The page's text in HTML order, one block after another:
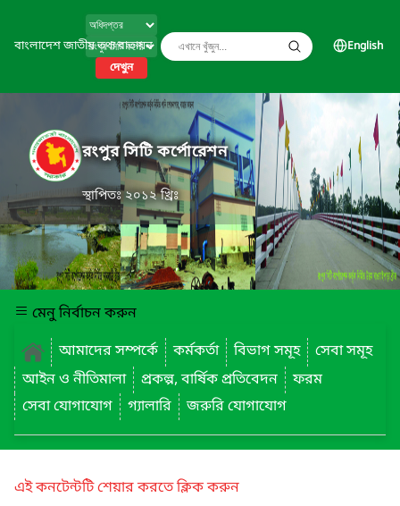
বাংলাদেশ জাতীয় তথ্য বাতায়ন
দেখুন
English
রংপুর সিটি কর্পোরেশন
স্থাপিতঃ ২০১২ খ্রিঃ
মেনু নির্বাচন করুন
আমাদের সম্পর্কে
কর্মকর্তা বিভাগ সমূহ
সেবা সমূহ
আইন ও নীতিমালা
প্রকল্প, বার্ষিক প্রতিবেদন
ফরম
সেবা যোগাযোগ
গ্যালারি জরুরি যোগাযোগ
এই কনটেন্টটি শেয়ার করতে ক্লিক করুন